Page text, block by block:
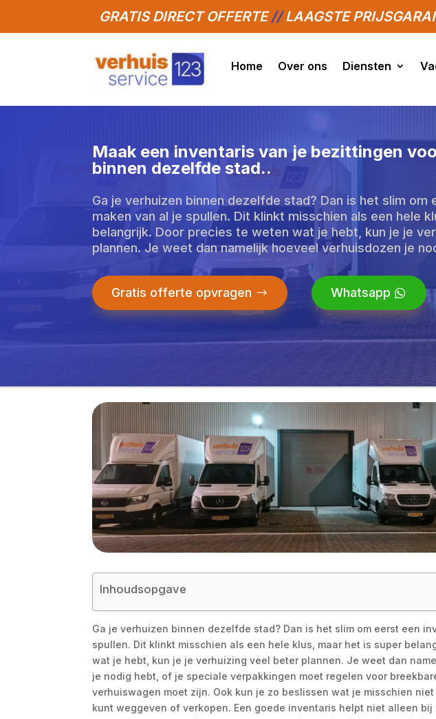
GRATIS DIRECT OFFERTE//LAAGSTE
Home Over ons Diensten
Maak een inventaris van je bezittingen
binnen dezelfde stad.​.
Ga je verhuizen binnen dezelfde stad? Dan is het slim om
maken van al je spullen. Dit klinkt misschien als een hele
belangrijk. Door precies te weten wat je hebt, kun je je
plannen. Je weet dan namelijk hoeveel verhuisdozen je
Gratis offerte opvragen Whatsapp
Inhoudsopgave
Ga je verhuizen binnen dezelfde stad? Dan is het slim om eerst een
spullen. Dit klinkt misschien als een hele klus, maar het is super
wat je hebt, kun je je verhuizing veel beter plannen. Je weet dan
je nodig hebt, of je speciale verpakkingen moet regelen voor
verhuiswagen moet zijn. Ook kun je zo beslissen wat je misschien
kunt weggeven of verkopen. Een goede inventaris helpt niet alleen